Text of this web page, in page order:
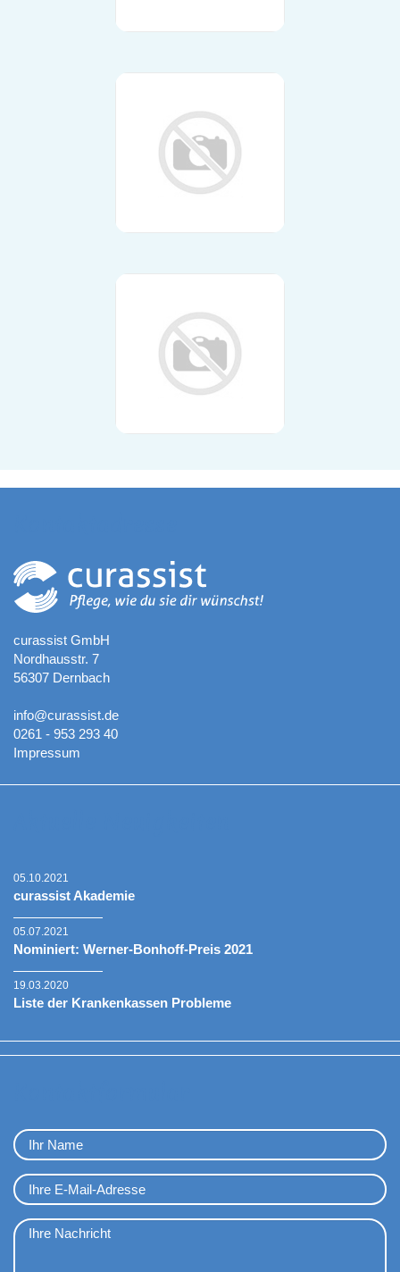
curassist GmbH
Nordhausstr. 7
56307 Dernbach
info@curassist.de
0261 - 953 293 40
Impressum
05.10.2021
curassist Akademie
05.07.2021
Nominiert: Werner-Bonhoff-Preis 2021
19.03.2020
Liste der Krankenkassen Probleme